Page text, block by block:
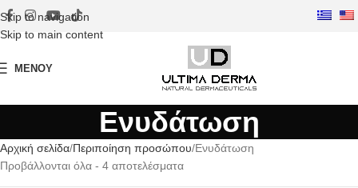
Skip to navigation
Skip to main content
ΜΕΝΟΎ
Ενυδάτωση
Αρχική σελίδα Περιποίηση προσώπου Ενυδάτωση
Προβάλλονται όλα - 4 αποτελέσματα